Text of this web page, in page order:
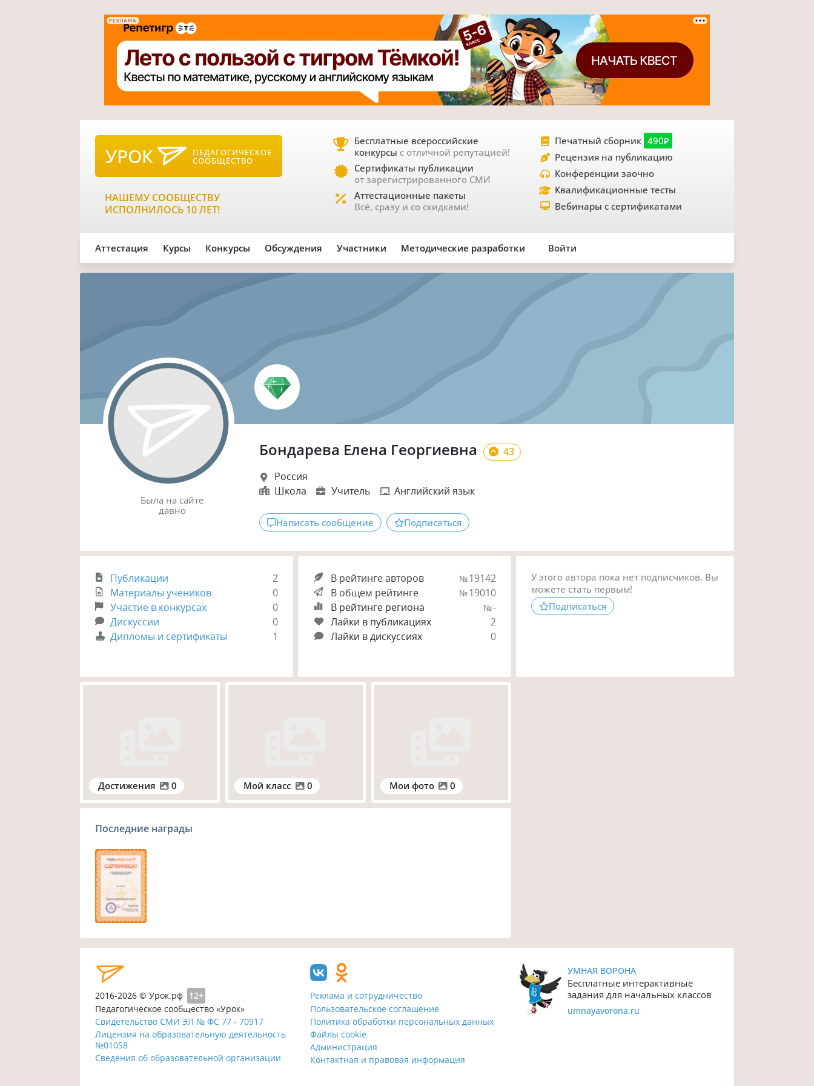
РЕКЛАМА
УРОК ПЕДАГОГИЧЕСКОЕ
СООБЩЕСТВО
НАШЕМУ СООБЩЕСТВУ
ИСПОЛНИЛОСЬ 10 ЛЕТ!
Бесплатные всероссийские
конкурсы с отличной репутацией!
Сертификаты публикации
от зарегистрированного СМИ
Аттестационные пакеты
Всё, сразу и со скидками!
Печатный сборник 490₽
Рецензия на публикацию
Конференции заочно
Квалификационные тесты
Вебинары с сертификатами
Аттестация Курсы Конкурсы Обсуждения Участники Методические разработки Войти
Была на сайте
давно
Бондарева Елена Георгиевна
43
Россия
Школа
Учитель Английский язык
Написать сообщение Подписаться
Публикации
2
Материалы учеников
0
Участие в конкурсах
0
Дискуссии
0
Дипломы и сертификаты
1
В рейтинге авторов №19142
В общем рейтинге
№19010
В рейтинге региона
№-
Лайки в публикациях
2
Лайки в дискуссиях
0
У этого автора пока нет подписчиков. Вы
можете стать первым!
Подписаться
Достижения 0 Мой класс 0 Мои фото 0
Последние награды
2016-2026 © Урок.рф 12+
Педагогическое сообщество «Урок»
Свидетельство СМИ ЭЛ № ФС 77 - 70917
Лицензия на образовательную деятельность
№01058
Сведения об образовательной организации
Реклама и сотрудничество
Пользовательское соглашение
Политика обработки персональных данных
Файлы cookie
Администрация
Контактная и правовая информация
УМНАЯ ВОРОНА
Бесплатные интерактивные
задания для начальных классов
umnayavorona.ru